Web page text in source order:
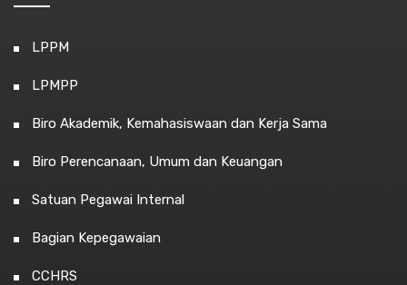
LPPM
LPMPP
Biro Akademik, Kemahasiswaan dan Kerja Sama
Biro Perencanaan, Umum dan Keuangan
Satuan Pegawai Internal
Bagian Kepegawaian
CCHRS